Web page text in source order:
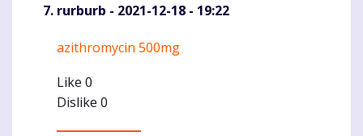
rurburb - 2021-12-18 - 19:22
Komentaras
azithromycin 500mg
Like 0
Dislike 0